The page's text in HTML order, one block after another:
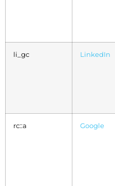
li_gc LinkedIn
rc::a Google